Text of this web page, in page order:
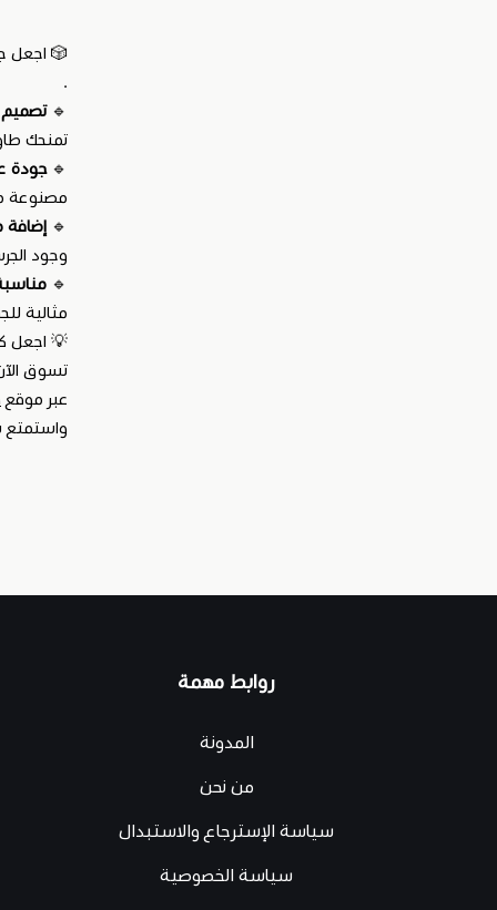
🎲 اجعل
.
🔹
تمنحك
🔹جودة
مصنوعة
🔹 إضافة
وجود
🔹
مثالية
💡 اجعل
تسوق
عبر موقع
واستمتع
روابط مهمة
المدونة
من نحن
سياسة الإسترجاع والاستبدال
سياسة الخصوصية